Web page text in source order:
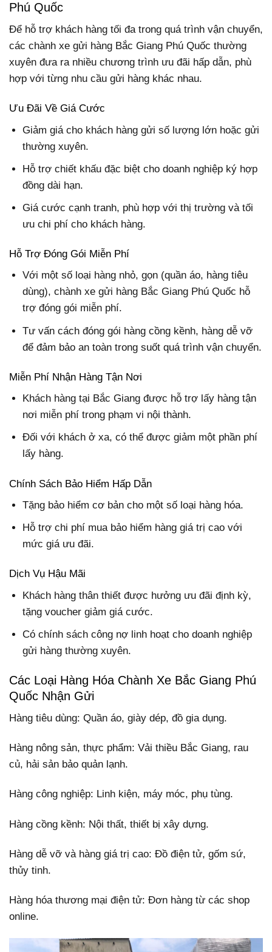
Phú Quốc
Để hỗ trợ khách hàng tối đa trong quá trình vận chuyển,
các chành xe gửi hàng Bắc Giang Phú Quốc thường
xuyên đưa ra nhiều chương trình ưu đãi hấp dẫn, phù
hợp với từng nhu cầu gửi hàng khác nhau.
Ưu Đãi Về Giá Cước
Giảm giá cho khách hàng gửi số lượng lớn hoặc gửi
thường xuyên.
Hỗ trợ chiết khấu đặc biệt cho doanh nghiệp ký hợp
đồng dài hạn.
Giá cước cạnh tranh, phù hợp với thị trường và tối
ưu chi phí cho khách hàng.
Hỗ Trợ Đóng Gói Miễn Phí
Với một số loại hàng nhỏ, gọn (quần áo, hàng tiêu
dùng), chành xe gửi hàng Bắc Giang Phú Quốc hỗ
trợ đóng gói miễn phí.
Tư vấn cách đóng gói hàng cồng kềnh, hàng dễ vỡ
để đảm bảo an toàn trong suốt quá trình vận chuyển.
Miễn Phí Nhận Hàng Tận Nơi
Khách hàng tại Bắc Giang được hỗ trợ lấy hàng tận
nơi miễn phí trong phạm vi nội thành.
Đối với khách ở xa, có thể được giảm một phần phí
lấy hàng.
Chính Sách Bảo Hiểm Hấp Dẫn
Tặng bảo hiểm cơ bản cho một số loại hàng hóa.
Hỗ trợ chi phí mua bảo hiểm hàng giá trị cao với
mức giá ưu đãi.
Dịch Vụ Hậu Mãi
Khách hàng thân thiết được hưởng ưu đãi định kỳ,
tặng voucher giảm giá cước.
Có chính sách công nợ linh hoạt cho doanh nghiệp
gửi hàng thường xuyên.
Các Loại Hàng Hóa Chành Xe Bắc Giang Phú
Quốc Nhận Gửi
Hàng tiêu dùng: Quần áo, giày dép, đồ gia dụng.
Hàng nông sản, thực phẩm: Vải thiều Bắc Giang, rau
củ, hải sản bảo quản lạnh.
Hàng công nghiệp: Linh kiện, máy móc, phụ tùng.
Hàng cồng kềnh: Nội thất, thiết bị xây dựng.
Hàng dễ vỡ và hàng giá trị cao: Đồ điện tử, gốm sứ,
thủy tinh.
Hàng hóa thương mại điện tử: Đơn hàng từ các shop
online.